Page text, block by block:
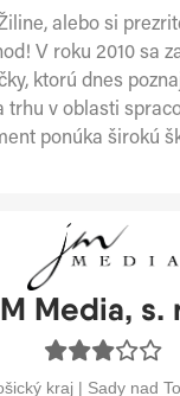
alebo si
V roku 2010 sa
ktorú dnes
trhu v oblasti
ponúka širokú
Media, s.
kraj | Sady nad